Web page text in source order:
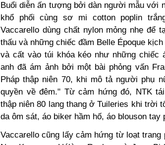
Buổi diễn ấn tượng bởi dàn người mẫu với
khổ phối cùng sơ mi cotton poplin
Vaccarello dùng chất nylon mỏng nhẹ để
thấu và những chiếc đầm Belle Époque
và cất vào túi khóa kéo như những chiếc
anh đã ám ảnh bởi một bài phỏng vấn
Pháp thập niên 70, khi mô tả người phụ
quyền về đêm." Từ cảm hứng đó, NTK
thập niên 80 lang thang ở Tuileries khi trời
da ôm sát, áo biker hầm hố, áo blouson tay
Vaccarello cũng lấy cảm hứng từ loạt